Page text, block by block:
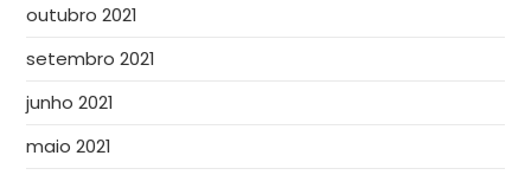
outubro 2021
setembro 2021
junho 2021
maio 2021